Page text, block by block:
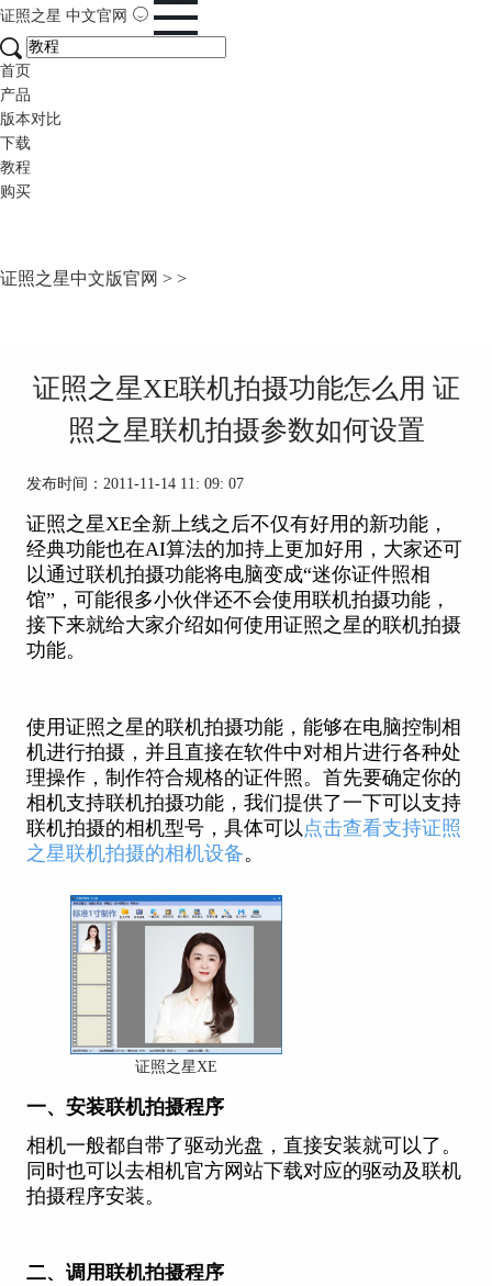
证照之星 中文官网
首页
产品
版本对比
下载
教程
购买
证照之星中文版官网 > >
证照之星XE联机拍摄功能怎么用 证
照之星联机拍摄参数如何设置
发布时间：2011-11-14 11: 09: 07
证照之星XE全新上线之后不仅有好用的新功能，
经典功能也在AI算法的加持上更加好用，大家还可
以通过联机拍摄功能将电脑变成“迷你证件照相
馆”，可能很多小伙伴还不会使用联机拍摄功能，
接下来就给大家介绍如何使用证照之星的联机拍摄
功能。
使用证照之星的联机拍摄功能，能够在电脑控制相
机进行拍摄，并且直接在软件中对相片进行各种处
理操作，制作符合规格的证件照。首先要确定你的
相机支持联机拍摄功能，我们提供了一下可以支持
联机拍摄的相机型号，具体可以 点击查看支持证照
之星联机拍摄的相机设备。
证照之星XE
一、安装联机拍摄程序
相机一般都自带了驱动光盘，直接安装就可以了。
同时也可以去相机官方网站下载对应的驱动及联机
拍摄程序安装。
二、调用联机拍摄程序